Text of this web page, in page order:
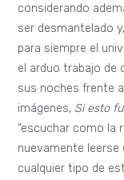
considerando
ser desmantelado
para siempre el
el arduo trabajo de
sus noches frente
imágenes, Si esto
“escuchar como la
nuevamente leerse
cualquier tipo de